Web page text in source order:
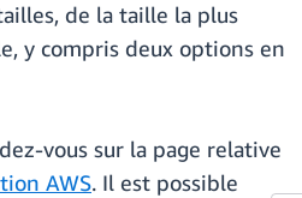
de la taille la plus
y compris deux options en
vous sur la page relative
AWS. Il est possible